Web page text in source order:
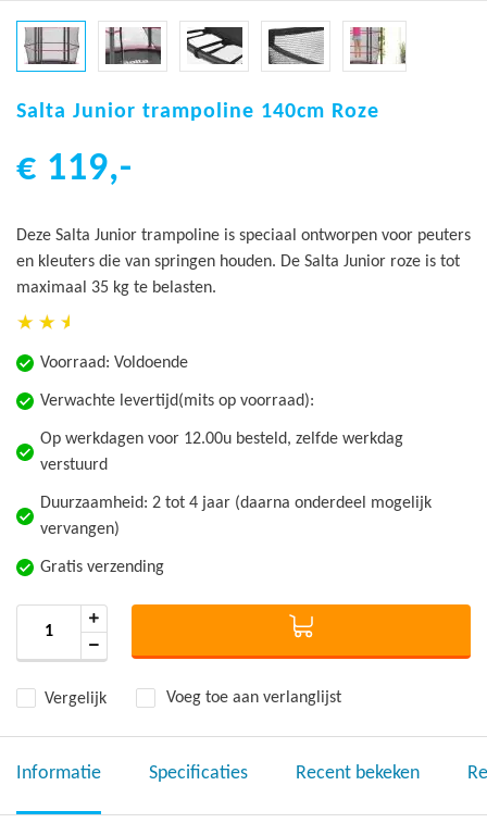
naar
begin
afbeeldingen-
gallerij
Salta Junior trampoline 140cm Roze
€ 119,-
Deze Salta Junior trampoline is speciaal ontworpen voor peuters
en kleuters die van springen houden. De Salta Junior roze is tot
maximaal 35 kg te belasten.
Voorraad: Voldoende
Verwachte levertijd(mits op voorraad):
Op werkdagen voor 12.00u besteld, zelfde werkdag
verstuurd
Duurzaamheid: 2 tot 4 jaar (daarna onderdeel mogelijk
vervangen)
Gratis verzending
Vergelijk Voeg toe aan verlanglijst
Informatie Specificaties Recent bekeken